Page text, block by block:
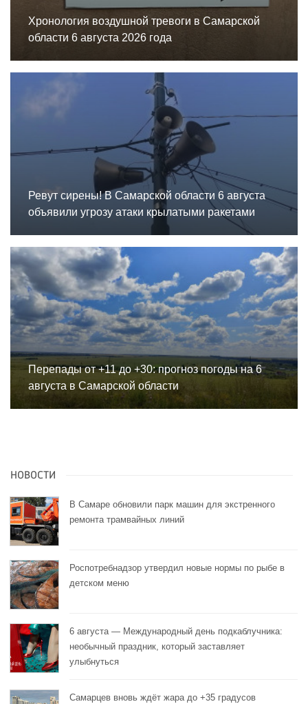
Хронология воздушной тревоги в Самарской
области 6 августа 2026 года
Ревут сирены! В Самарской области 6 августа
объявили угрозу атаки крылатыми ракетами
Перепады от +11 до +30: прогноз погоды на 6
августа в Самарской области
НОВОСТИ
В Самаре обновили парк машин для экстренного
ремонта трамвайных линий
Роспотребнадзор утвердил новые нормы по рыбе в
детском меню
6 августа — Международный день подкаблучника:
необычный праздник, который заставляет
улыбнуться
Самарцев вновь ждёт жара до +35 градусов